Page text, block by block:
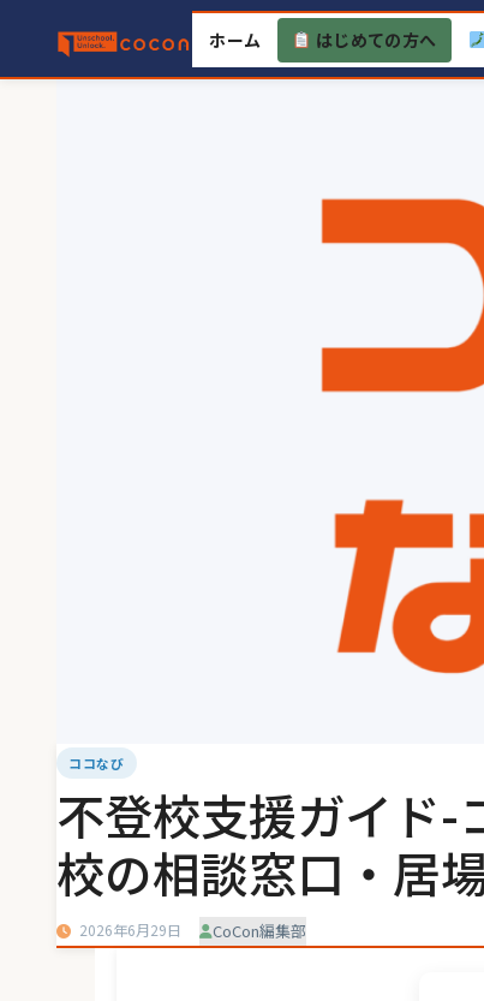
content
ホーム はじめての方へ
ココなび
不登校支援ガイド-
校の相談窓口・居
2026年6月29日 CoCon編集部